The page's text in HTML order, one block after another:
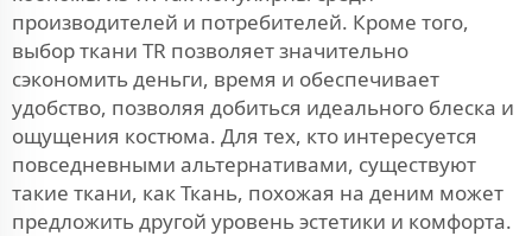
производителей и потребителей. Кроме того,
выбор ткани TR позволяет значительно
сэкономить деньги, время и обеспечивает
удобство, позволяя добиться идеального блеска и
ощущения костюма. Для тех, кто интересуется
повседневными альтернативами, существуют
такие ткани, какТкань, похожая на деним может
предложить другой уровень эстетики и комфорта.